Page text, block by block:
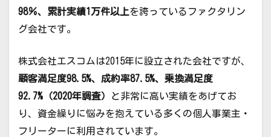
98％、累計実績1万件以上を誇っているファクタリン
グ会社です。
株式会社エスコムは2015年に設立された会社ですが、
顧客満足度98.5%、成約率87.5%、乗換満足度
92.7%（2020年調査）
と非常に高い実績をあげてお
り、資金繰りに悩みを抱えている多くの個人事業主・
フリーターに利用されています。